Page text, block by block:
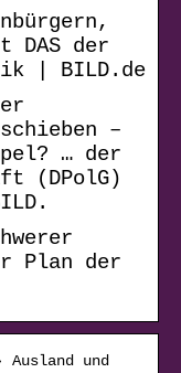
DAS der
| BILD.de
–
… der
(DPolG)
Plan der
und